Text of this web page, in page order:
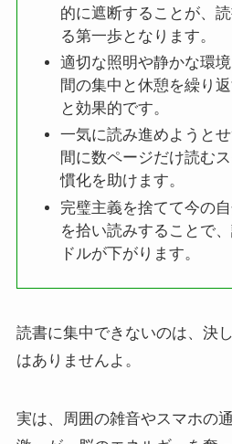
的に遮断することが、
る第一歩となります。
適切な照明や静かな環
間の集中と休憩を繰り
と効果的です。
一気に読み進めようと
間に数ページだけ読む
慣化を助けます。
完璧主義を捨てて今の
を拾い読みすることで
ドルが下がります。
読書に集中できないのは、決
はありませんよ。
実は、周囲の雑音やスマホの